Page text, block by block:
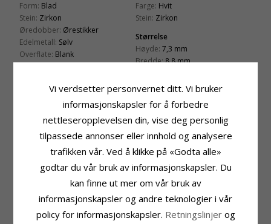
Form: Blad
Stein: Zirkon
Øredobber: Ørestikker
Edelmetall: Sølv
Overflate: Blank
Farge: Hvit
Stein: Zirkon
Størrelse
Høyde: 7,3 mm
Bredde:8,8 mm
Leveringstid:Ca. 5-10 Hverdager
KUNDER KJØPER OGSÅ
5 mm runde
Vi verdsetter personvernet ditt. Vi bruker
informasjonskapsler for å forbedre
nettleseropplevelsen din, vise deg personlig
tilpassede annonser eller innhold og analysere
trafikken vår. Ved å klikke på «Godta alle»
godtar du vår bruk av informasjonskapsler. Du
kan finne ut mer om vår bruk av
informasjonskapsler og andre teknologier i vår
policy for informasjonskapsler. Retningslinjer og